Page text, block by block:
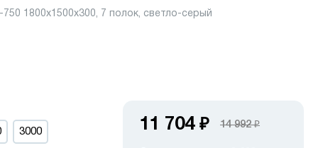
1800х1500х300, 7 полок, светло-серый
3000 11 704 ₽ 14 992₽